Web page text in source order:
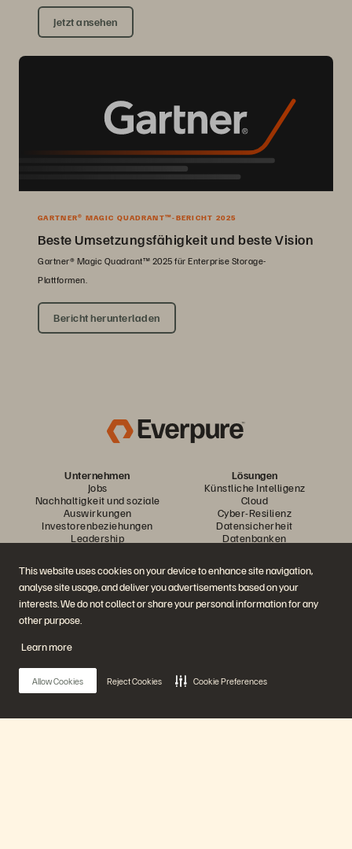
This website uses cookies on your device to enhance site navigation,
analyse site usage, and deliver you advertisements based on your
interests. We do not collect or share your personal information for any
other purpose.
Learn more
Allow Cookies Reject Cookies Cookie Preferences
Jetzt ansehen
GARTNER® MAGIC QUADRANT™-BERICHT 2025
Beste Umsetzungsfähigkeit und beste Vision
Gartner® Magic Quadrant™ 2025 für Enterprise Storage-
Plattformen.
Bericht herunterladen
Unternehmen
Jobs
Nachhaltigkeit und soziale
Auswirkungen
Investorenbeziehungen
Leadership
Lösungen
Künstliche Intelligenz
Cloud
Cyber-Resilienz
Datensicherheit
Datenbanken
Plattform und Produkte
Enterprise Data Cloud
Die Everpure-Plattform
FlashArray
FlashBlade//EXA
Portworx
Partner
Partnerübersicht
Partner Central
Ressourcen
Kontaktieren Sie uns!